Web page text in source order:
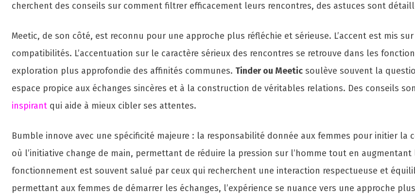
cherchent des conseils sur comment filtrer efficacement leurs rencontres, des astuces sont
Meetic, de son côté, est reconnu pour une approche plus réfléchie et sérieuse. L’accent est mis
compatibilités. L’accentuation sur le caractère sérieux des rencontres se retrouve dans les
exploration plus approfondie des affinités communes. Tinder ou Meetic soulève souvent la
espace propice aux échanges sincères et à la construction de véritables relations. Des conseils
inspirant qui aide à mieux cibler ses attentes.
Bumble innove avec une spécificité majeure : la responsabilité donnée aux femmes pour initier la
où l’initiative change de main, permettant de réduire la pression sur l’homme tout en augmentant
fonctionnement est souvent salué par ceux qui recherchent une interaction respectueuse et
permettant aux femmes de démarrer les échanges, l’expérience se nuance vers une approche